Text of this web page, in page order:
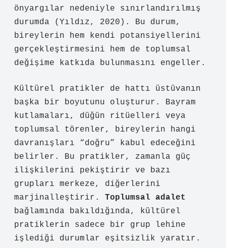
önyargılar nedeniyle sınırlandırılmış
durumda (Yıldız, 2020). Bu durum,
bireylerin hem kendi potansiyellerini
gerçekleştirmesini hem de toplumsal
değişime katkıda bulunmasını engeller.
Kültürel pratikler de hattı üstüvanın
başka bir boyutunu oluşturur. Bayram
kutlamaları, düğün ritüelleri veya
toplumsal törenler, bireylerin hangi
davranışları “doğru” kabul edeceğini
belirler. Bu pratikler, zamanla güç
ilişkilerini pekiştirir ve bazı
grupları merkeze, diğerlerini
marjinalleştirir. Toplumsal adalet
bağlamında bakıldığında, kültürel
pratiklerin sadece bir grup lehine
işlediği durumlar eşitsizlik yaratır.